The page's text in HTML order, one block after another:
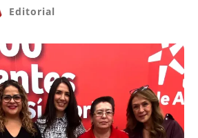
Editorial